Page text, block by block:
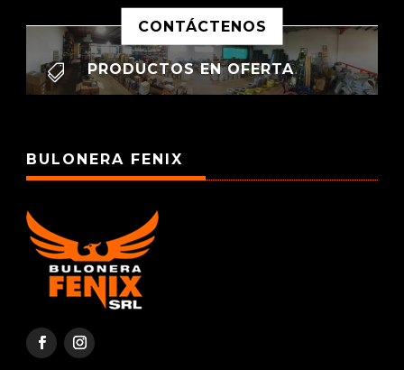
CONTÁCTENOS
 PRODUCTOS EN OFERTA
BULONERA FENIX